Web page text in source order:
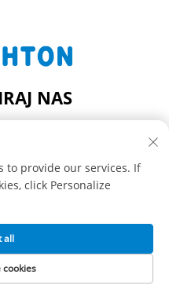
NAS
KITAJSKA
PLASTIC MACHINERY
zasebnosti
to provide our services. If
click Personalize
cookies
all